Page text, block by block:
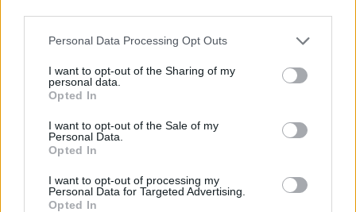
Please note that this website/app uses one or more Google
not limited to your visit or usage behaviour. You may click to
grant or deny consent to Google and its third-party tags to
use your data for below specified purposes in below Google
consent section.
Personal Data Processing Opt Outs
I want to opt-out of the Sharing of my
personal data.
Opted In
I want to opt-out of the Sale of my
Personal Data.
Opted In
I want to opt-out of processing my
Personal Data for Targeted Advertising.
Opted In
LIFESTYLE